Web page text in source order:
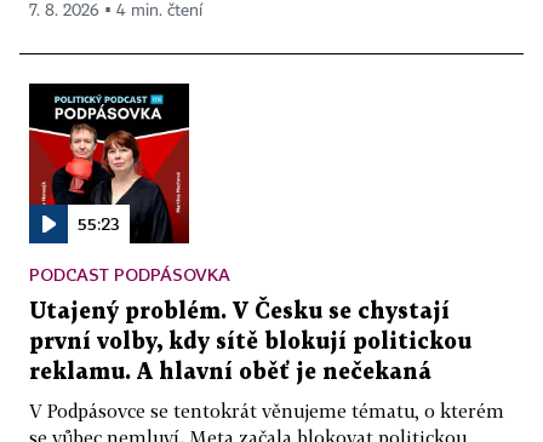
7. 8. 2026 ▪ 4 min. čtení
55:23
PODCAST PODPÁSOVKA
Utajený problém. V Česku se chystají
první volby, kdy sítě blokují politickou
reklamu. A hlavní oběť je nečekaná
V Podpásovce se tentokrát věnujeme tématu, o kterém
se vůbec nemluví. Meta začala blokovat politickou